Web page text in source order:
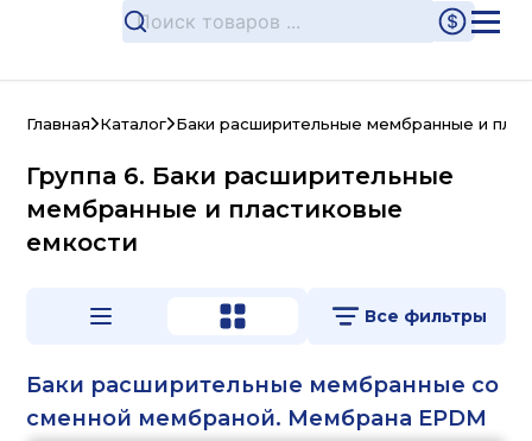
Главная Каталог Баки расширительные мембранные и
Группа 6. Баки расширительные
мембранные и пластиковые
емкости
Все фильтры
Баки расширительные мембранные со
сменной мембраной. Мембрана EPDM